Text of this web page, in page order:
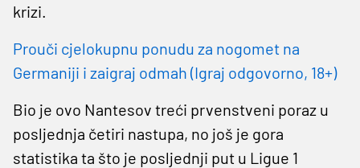
krizi.
Prouči cjelokupnu ponudu za nogomet na
Germaniji i zaigraj odmah (Igraj odgovorno, 18+)
Bio je ovo Nantesov treći prvenstveni poraz u
posljednja četiri nastupa, no još je gora
statistika ta što je posljednji put u Ligue 1